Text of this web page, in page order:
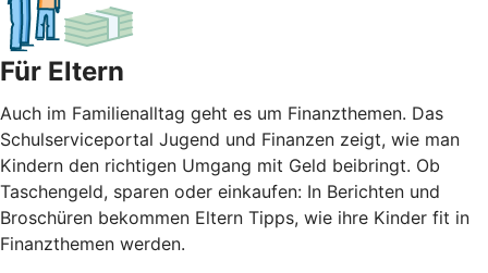
Für Eltern
Auch im Familienalltag geht es um Finanzthemen. Das
Schulserviceportal Jugend und Finanzen zeigt, wie man
Kindern den richtigen Umgang mit Geld beibringt. Ob
Taschengeld, sparen oder einkaufen: In Berichten und
Broschüren bekommen Eltern Tipps, wie ihre Kinder fit in
Finanzthemen werden.